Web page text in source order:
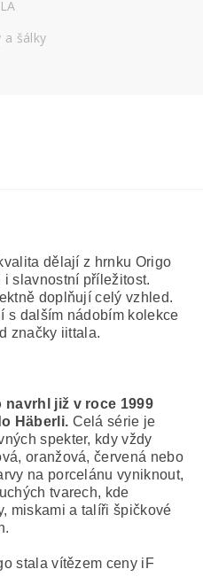
a šálky
dělají z hrnku Origo
slavnostní příležitost.
doplňují celý vzhled.
s dalším nádobím kolekce
značky iittala.
již v roce 1999
Häberli. Celá série je
spekter, kdy vždy
oranžová, červená nebo
na porcelánu vyniknout,
tvarech, kde
miskami a talíři špičkové
stala vítězem ceny iF